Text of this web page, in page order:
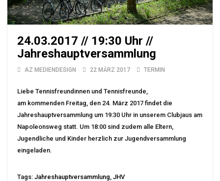
24.03.2017 // 19:30 Uhr //
Jahreshauptversammlung
AZ MEDIENDESIGN 22 MÄRZ 2017 TERMIN
Liebe Tennisfreundinnen und Tennisfreunde,
am kommenden Freitag, den 24. März 2017 findet die
Jahreshauptversammlung um 19:30 Uhr in unserem Clubjaus am
Napoleonsweg statt. Um 18:00 sind zudem alle Eltern,
Jugendliche und Kinder herzlich zur Jugendversammlung
eingeladen.
Tags: Jahreshauptversammlung JHV